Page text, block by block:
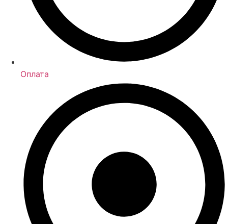
Оплата